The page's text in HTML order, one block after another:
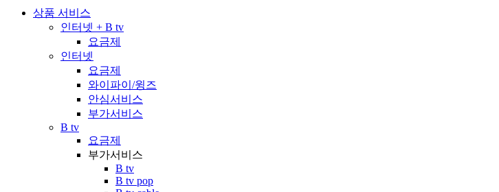
상품 서비스
인터넷 + B tv
요금제
인터넷
요금제
와이파이/윙즈
안심서비스
부가서비스
B tv
요금제
부가서비스
B tv
B tv pop